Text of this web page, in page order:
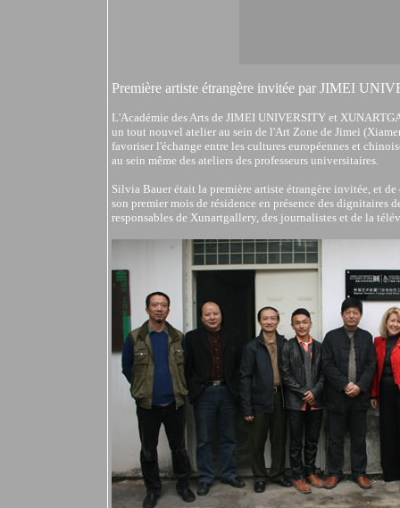
Première artiste étrangère invitée par JIMEI
L'Académie des Arts de JIMEI UNIVERSITY et
un tout nouvel atelier au sein de l'Art Zone de Jimei
favoriser l'échange entre les cultures européennes et
au sein même des ateliers des professeurs universitaires.
Silvia Bauer était la première artiste étrangère invitée, et
son premier mois de résidence en présence des dignitaires
responsables de Xunartgallery, des journalistes et de la